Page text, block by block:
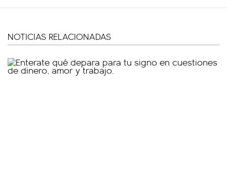
NOTICIAS RELACIONADAS